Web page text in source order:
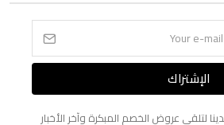
الإشتراك
لتلقي عروض الخصم المبكرة وآخر الأخبار